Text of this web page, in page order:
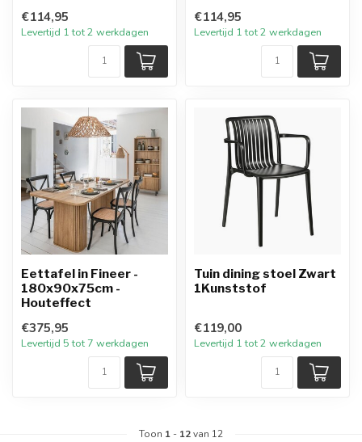
€114,95
Levertijd 1 tot 2 werkdagen
€114,95
Levertijd 1 tot 2 werkdagen
Eettafel in Fineer -
180x90x75cm -
Houteffect
€375,95
Levertijd 5 tot 7 werkdagen
Tuin dining stoel Zwart
1Kunststof
€119,00
Levertijd 1 tot 2 werkdagen
Toon 1 - 12van 12